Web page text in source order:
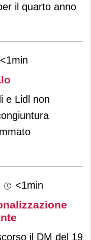
il quarto anno
<1min
e Lidl non
<1min
il DM del 19